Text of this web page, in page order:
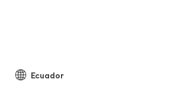
Ecuador